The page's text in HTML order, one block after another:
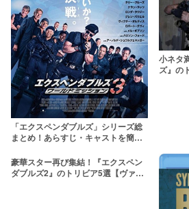
「エクスペンダブルズ」シリーズ総
まとめ！あらすじ・キャストを簡単
小ネタ
ズ』の
豪華スター再び集結！『エクスペン
ダブルズ2』のトリビア5選【ヴァ